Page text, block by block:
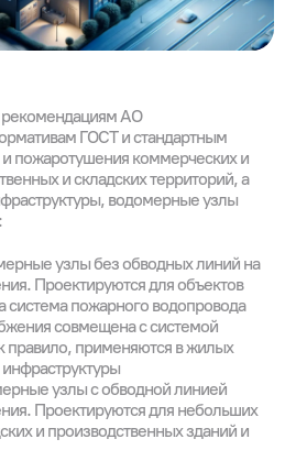
рекомендациям АО
ГОСТ и стандартным
пожаротушения коммерческих и
и складских территорий, а
водомерные узлы
узлы без обводных линий на
Проектируются для объектов
система пожарного водопровода
совмещена с системой
правило, применяются в жилых
узлы с обводной линией
Проектируются для небольших
и производственных зданий и